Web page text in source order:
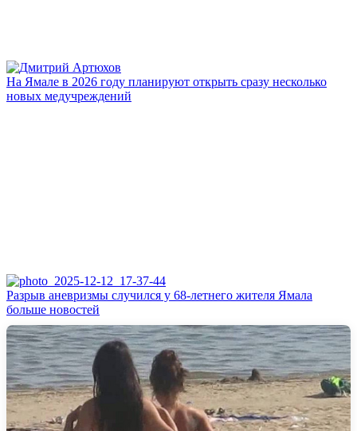
На Ямале в 2026 году планируют открыть сразу несколько
новых медучреждений
Разрыв аневризмы случился у 68-летнего жителя Ямала
больше новостей